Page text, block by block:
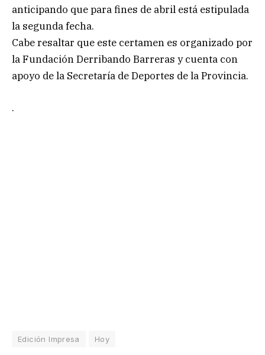
anticipando que para fines de abril está estipulada
la segunda fecha.
Cabe resaltar que este certamen es organizado por
la Fundación Derribando Barreras y cuenta con
apoyo de la Secretaría de Deportes de la Provincia.
.
Edición Impresa Hoy